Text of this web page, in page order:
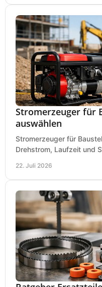
Stromerzeuger für
auswählen
Stromerzeuger für
Drehstrom, Laufzeit und
22. Juli 2026